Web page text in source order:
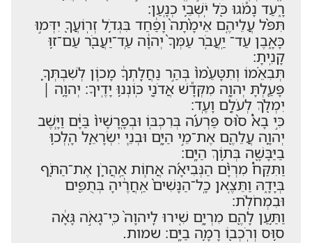
רָ֑עַד נָמֹ֕גוּ כֹּ֖ל יֹֽשְׁבֵ֥י כְנָֽעַן׃
תִּפֹּ֨ל עֲלֵיהֶ֤ם אֵימָ֨תָה֙ וָפַ֔חַד בִּגְדֹ֥ל זְרֽוֹעֲךָ֖ יִדְּמ֣וּ
כָּאָ֑בֶן עַד־ יַֽעֲבֹ֤ר עַמְּךָ֙ יְהוָ֔ה עַֽד־יַעֲבֹ֖ר עַם־ז֥וּ
קָנִֽיתָ׃
תְּבִאֵ֗מוֹ וְתִטָּעֵ֨מוֹ֙ בְּהַ֣ר נַחֲלָֽתְךָ֔ מָכ֧וֹן לְשִׁבְתְּךָ֛
פָּעַ֖לְתָּ יְהוָ֑ה מִקְּדָ֕שׁ אֲדֹנָ֖י כּֽוֹנְנ֥וּ יָדֶֽיךָ׃ יְהוָ֥ה ׀
יִמְלֹ֖ךְ לְעֹלָ֥ם וָעֶֽד׃
כִּ֣י בָא֩ ס֨וּס פַּרְעֹ֜ה בְּרִכְבּ֤וֹ וּבְפָֽרָשָׁיו֙ בַּיָּ֔ם וַיָּ֧שֶׁב
יְהוָ֛ה עֲלֵהֶ֖ם אֶת־מֵ֣י הַיָּ֑ם וּבְנֵ֧י יִשְׂרָאֵ֛ל הָֽלְכ֥וּ
בַיַּבָּשָׁ֖ה בְּת֥וֹךְ הַיָּֽם׃
וַתִּקַּח֩ מִרְיָ֨ם הַנְּבִיאָ֜ה אֲח֧וֹת אַֽהֲרֹ֛ן אֶת־הַתֹּ֖ף
בְּיָדָ֑הּ וַתֵּצֶ֤אןָ כָֽל־הַנָּשִׁים֙ אַֽחֲרֶ֔יהָ בְּתֻפִּ֖ים
וּבִמְחֹלֹֽת׃
וַתַּ֥עַן לָהֶ֖ם מִרְיָ֑ם שִׁ֤ירוּ לַֽיהוָה֙ כִּֽי־גָאֹ֣ה גָּאָ֔ה
ס֥וּס וְרֹֽכְב֖וֹ רָמָ֥ה בַיָּֽם׃ שמות.